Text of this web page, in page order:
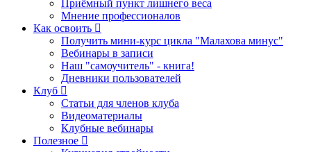
Приёмный пункт лишнего веса
Мнение профессионалов
Как освоить
Получить мини-курс цикла "Малахова минус"
Вебинары в записи
Наш "самоучитель" - книга!
Дневники пользователей
Клуб
Статьи для членов клуба
Видеоматериалы
Клубные вебинары
Полезное